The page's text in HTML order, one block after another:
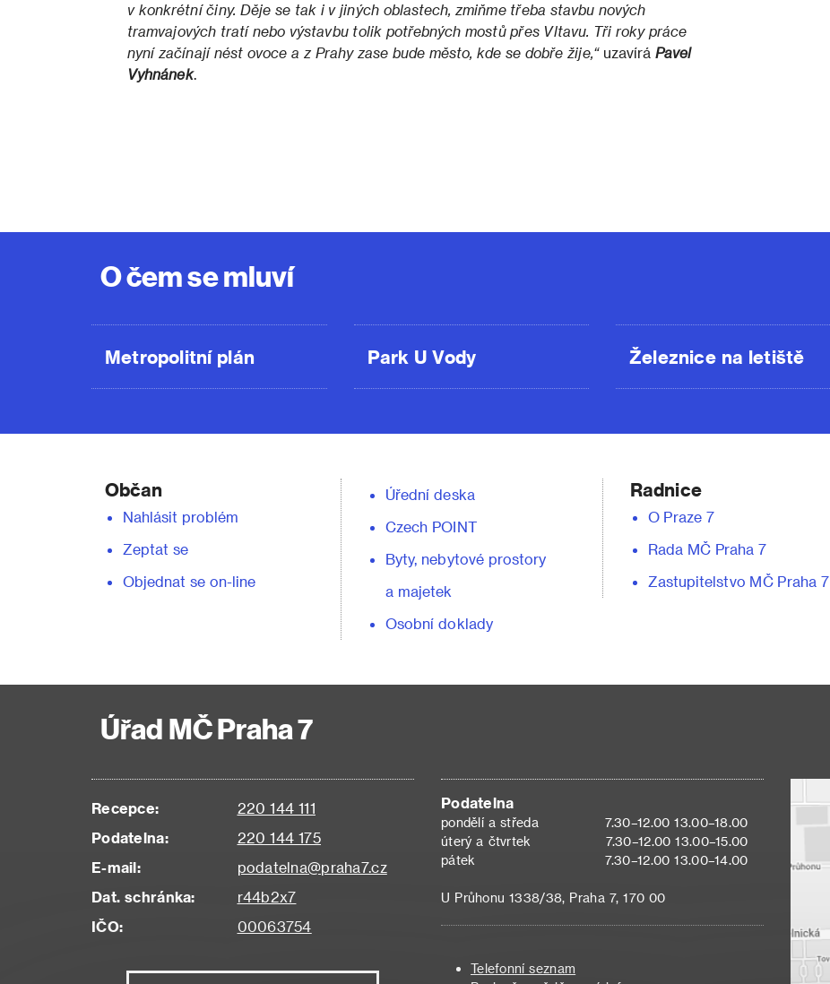
v konkrétní činy. Děje se tak i v jiných oblastech, zmiňme třeba stavbu nových
tramvajových tratí nebo výstavbu tolik potřebných mostů přes Vltavu. Tři roky práce
nyní začínají nést ovoce a z Prahy zase bude město, kde se dobře žije,“uzavírá Pavel
Vyhnánek.
O čem se mluví
Metropolitní plán Park U Vody Železnice na letiště
Občan
Nahlásit problém
Zeptat se
Objednat se on-line
Úřední deska
Czech POINT
Byty, nebytové prostory
a majetek
Osobní doklady
Radnice
O Praze 7
Rada MČ Praha 7
Zastupitelstvo MČ Praha 7
Úřad MČ Praha 7
Recepce:
220 144 111
Podatelna:
220 144 175
E-mail:
podatelna@praha7.cz
Dat. schránka:
r44b2x7
IČO:
00063754
Podatelna
pondělí a středa
7.30–12.00 13.00–18.00
úterý a čtvrtek
7.30–12.00 13.00–15.00
pátek
7.30–12.00 13.00–14.00
U Průhonu 1338/38, Praha 7, 170 00
Telefonní seznam